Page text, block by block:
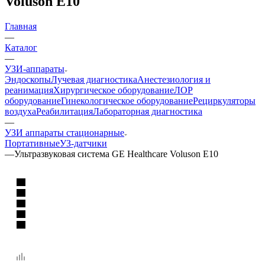
Главная
—
Каталог
—
УЗИ-аппараты
ЭндоскопыЛучевая диагностикаАнестезиология и
реанимацияХирургическое оборудованиеЛОР
оборудованиеГинекологическое оборудованиеРециркуляторы
воздухаРеабилитацияЛабораторная диагностика
—
УЗИ аппараты стационарные
ПортативныеУЗ-датчики
—Ультразвуковая система GE Healthcare Voluson E10